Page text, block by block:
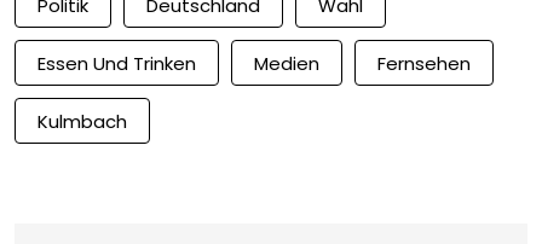
Essen Und Trinken Medien Fernsehen
Kulmbach